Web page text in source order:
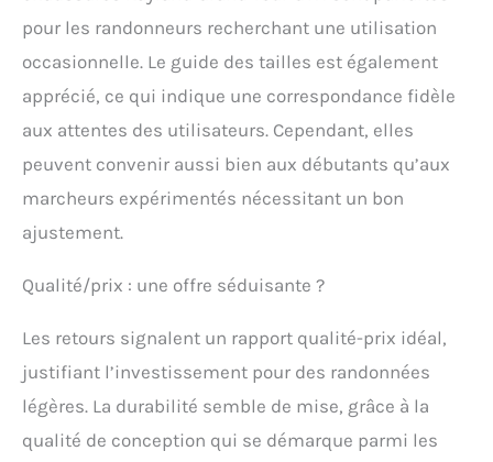
pied sans aucun point
de pression sur la
contre les agents
atmosphériques est
membrane Gore-Tex
Extended Comfort et la
qui empêche les
naturels.
pour les randonneurs recherchant une utilisation
occasionnelle. Le guide des tailles est également
apprécié, ce qui indique une correspondance fidèle
aux attentes des utilisateurs. Cependant, elles
peuvent convenir aussi bien aux débutants qu’aux
marcheurs expérimentés nécessitant un bon
ajustement.
Qualité/prix : une offre séduisante ?
Les retours signalent un rapport qualité-prix idéal,
justifiant l’investissement pour des randonnées
légères. La durabilité semble de mise, grâce à la
qualité de conception qui se démarque parmi les